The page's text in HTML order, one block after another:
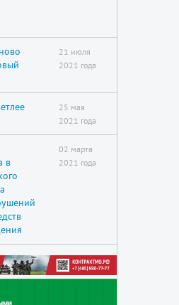
21 июля
2021 года
25 мая
2021 года
в
02 марта
2021 года